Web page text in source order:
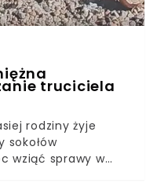
truciciela
rodziny żyje
sokołów
wziąć sprawy w